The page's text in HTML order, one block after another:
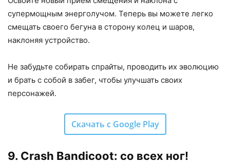
супермощным энерголучом. Теперь вы можете легко
смещать своего бегуна в сторону колец и шаров,
наклоняя устройство.
Не забудьте собирать спрайты, проводить их эволюцию
и брать с собой в забег, чтобы улучшать своих
персонажей.
Скачать с Google Play
9. Crash Bandicoot: со всех ног!